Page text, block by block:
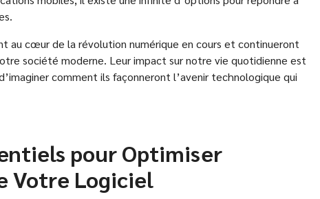
au cœur de la révolution numérique en cours et continueront
société moderne. Leur impact sur notre vie quotidienne est
comment ils façonneront l’avenir technologique qui
pour Optimiser
Votre Logiciel